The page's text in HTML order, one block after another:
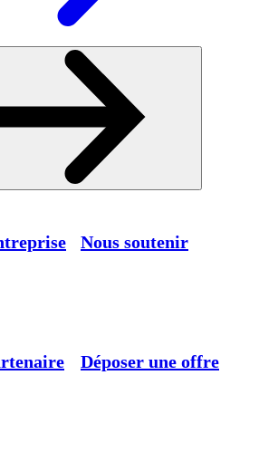
Nous soutenir
Déposer une offre